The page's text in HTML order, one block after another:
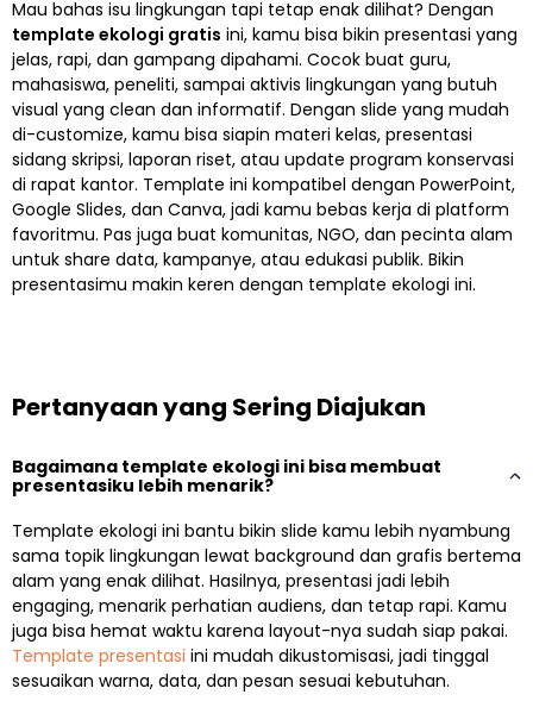
Mau bahas isu lingkungan tapi tetap enak dilihat? Dengan
template ekologi gratis ini, kamu bisa bikin presentasi yang
jelas, rapi, dan gampang dipahami. Cocok buat guru,
mahasiswa, peneliti, sampai aktivis lingkungan yang butuh
visual yang clean dan informatif. Dengan slide yang mudah
di-customize, kamu bisa siapin materi kelas, presentasi
sidang skripsi, laporan riset, atau update program konservasi
di rapat kantor. Template ini kompatibel dengan PowerPoint,
Google Slides, dan Canva, jadi kamu bebas kerja di platform
favoritmu. Pas juga buat komunitas, NGO, dan pecinta alam
untuk share data, kampanye, atau edukasi publik. Bikin
presentasimu makin keren dengan template ekologi ini.
Pertanyaan yang Sering Diajukan
Bagaimana template ekologi ini bisa membuat
presentasiku lebih menarik?
Template ekologi ini bantu bikin slide kamu lebih nyambung
sama topik lingkungan lewat background dan grafis bertema
alam yang enak dilihat. Hasilnya, presentasi jadi lebih
engaging, menarik perhatian audiens, dan tetap rapi. Kamu
juga bisa hemat waktu karena layout-nya sudah siap pakai.
Template presentasi ini mudah dikustomisasi, jadi tinggal
sesuaikan warna, data, dan pesan sesuai kebutuhan.